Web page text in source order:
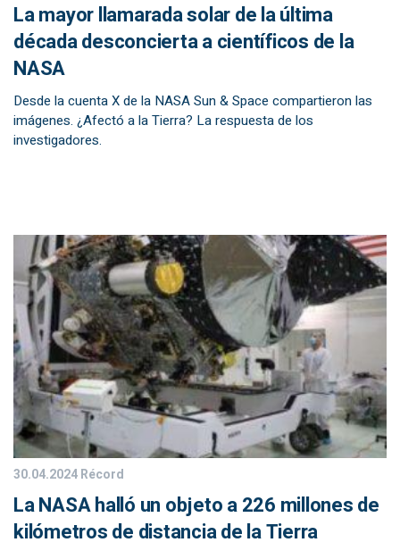
La mayor llamarada solar de la última
década desconcierta a científicos de la
NASA
Desde la cuenta X de la NASA Sun & Space compartieron las
imágenes. ¿Afectó a la Tierra? La respuesta de los
investigadores.
30.04.2024Récord
La NASA halló un objeto a 226 millones de
kilómetros de distancia de la Tierra